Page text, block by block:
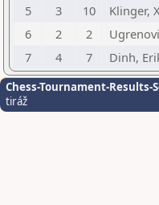
5
3 10 Klinger,
6
2 2
7
4 7 Dinh,
Chess-Tournament-Results-
tiráž